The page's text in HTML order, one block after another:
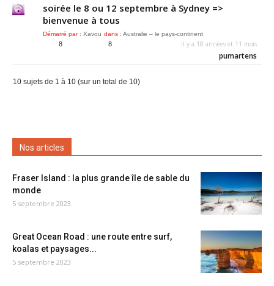
soirée le 8 ou 12 septembre à Sydney =>
bienvenue à tous
Démarré par : Xavou dans : Australie – le pays-continent
8 8 il y a 18 années et 11 mois
pumartens
10 sujets de 1 à 10 (sur un total de 10)
Nos articles
Fraser Island : la plus grande île de sable du
monde
5 septembre 2023
Great Ocean Road : une route entre surf,
koalas et paysages...
5 septembre 2023